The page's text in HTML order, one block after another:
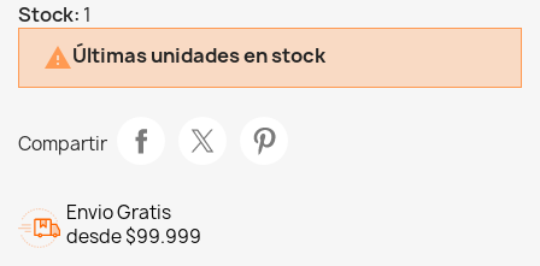
Stock: 1
Últimas unidades en stock
Compartir
Envio Gratis
desde $99.999